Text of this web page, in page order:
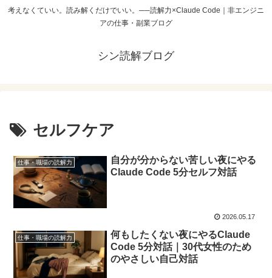
考えなくていい。読み解くだけでいい。──読解力×Claude Code｜非エンジニ
アの仕事・副業ブログ
シン読解ブログ
セルフケア
仕事・職場の読解力
自分が分からない苦しい夜にやる
Claude Code 5分セルフ対話
2026.05.17
仕事・職場の読解力
何もしたくない夜にやるClaude
Code 5分対話｜30代女性のため
のやさしい自己対話